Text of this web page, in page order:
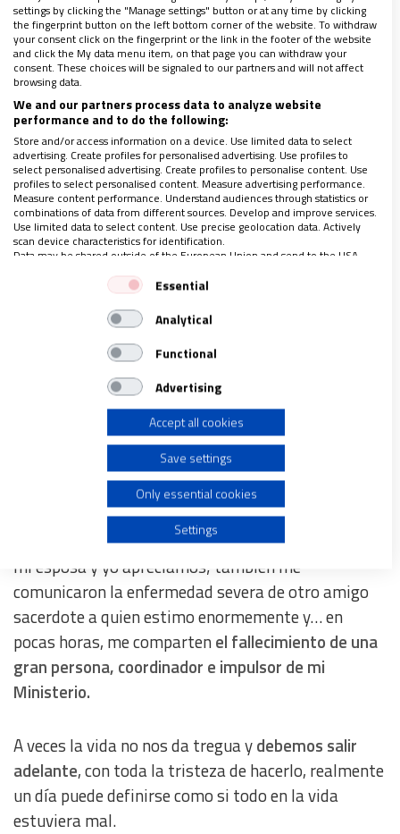
No olvidemos que nuestro corazón está hecho para
el amor y la alegría,que ninguna desdicha
transforme nuestra esencia
se presentarán en la vida de cada persona sean
enseñanzas que nos harán ser más fuertes y más
humanos. Aunque suene paradójico, en ocasiones
está bien no estar bien. Ya que eso que nos acontece
nos mostrará una forma diferente de vivir.
Las dificultades nos dan oportunidades y la clave
será qué hacer con ellas, tomarnos un momento
para analizar estas situaciones, así como nuestras
reacciones, nos permitirán descubrir algo nuevo,
obstáculos que no sabíamos que podíamos
Cristo es más grande que toda
desesperanza
Por cierto, mientras escribo esta reflexión, me
entero de la separación de un matrimonio a quienes
mi esposa y yo apreciamos; tambien me
comunicaron la enfermedad severa de otro amigo
sacerdote a quien estimo enormemente y… en
pocas horas, me compartenel fallecimiento de una
gran persona, coordinador e impulsor de mi
Ministerio.
A veces la vida no nos da tregua ydebemos salir
adelante, con toda la tristeza de hacerlo, realmente
un día puede definirse como si todo en la vida
estuviera mal.
settings by clicking the "Manage settings" button or at any time by clicking
the fingerprint button on the left bottom corner of the website. To withdraw
your consent click on the fingerprint or the link in the footer of the website
and click the My data menu item, on that page you can withdraw your
consent. These choices will be signaled to our partners and will not affect
browsing data.
We and our partners process data to analyze website
performance and to do the following:
Store and/or access information on a device. Use limited data to select
advertising. Create profiles for personalised advertising. Use profiles to
select personalised advertising. Create profiles to personalise content. Use
profiles to select personalised content. Measure advertising performance.
Measure content performance. Understand audiences through statistics or
combinations of data from different sources. Develop and improve services.
Use limited data to select content. Use precise geolocation data. Actively
scan device characteristics for identification.
Data may be shared outside of the European Union and send to the USA.
Your consent and the cookie policy applies solely to this website/app.
View Partner List (1 IAB Vendors)
We use your data for the following purposes:
IAB processing purposes:
Use limited data to select advertising
Create profiles for personalised advertising
Use profiles to select personalised advertising
Create profiles to personalise content
Use profiles to select personalised content
Measure advertising performance
Understand audiences through statistics or combinations
of data from different sources
Essential
Analytical
Functional
Advertising
Accept all cookies
Save settings
Only essential cookies
Settings